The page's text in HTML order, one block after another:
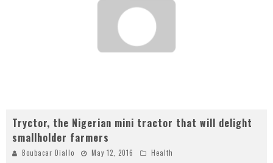
Tryctor, the Nigerian mini tractor that will delight
smallholder farmers
Boubacar Diallo May 12, 2016 Health